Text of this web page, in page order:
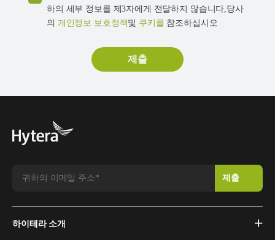
하의 세부 정보를 제3자에게 전달하지 않습니다,당사
의 개인정보 보호정책및 쿠키를 참조하십시오
하이테라 소개